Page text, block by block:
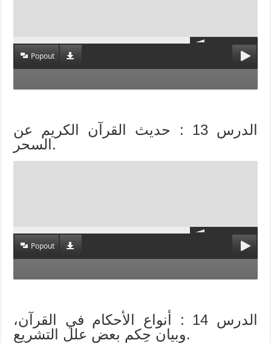
Popout
الدرس 13 : حديث القرآن الكريم عن
السحر.
Popout
الدرس 14 : أنواع الأحكام في القرآن،
وبيان حِكم بعض علل التشريع.